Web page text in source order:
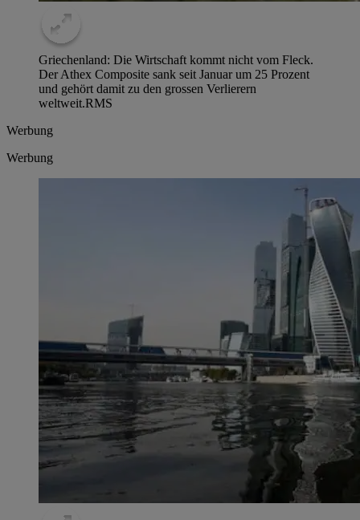
Griechenland: Die Wirtschaft kommt nicht vom Fleck.
Der Athex Composite sank seit Januar um 25 Prozent
und gehört damit zu den grossen Verlierern
weltweit.RMS
Werbung
Werbung